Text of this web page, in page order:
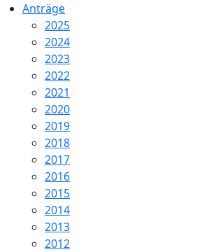
Anträge
2025
2024
2023
2022
2021
2020
2019
2018
2017
2016
2015
2014
2013
2012